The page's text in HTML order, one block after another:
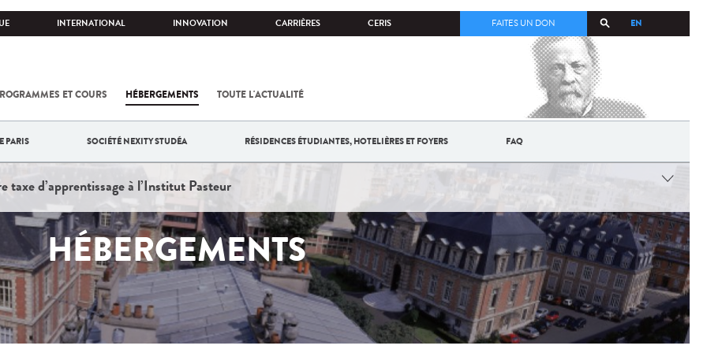
INTERNATIONAL INNOVATION CARRIÈRES CERIS EN
FAITES UN DON
ET COURS HÉBERGEMENTS TOUTE L'ACTUALITÉ
PARIS SOCIÉTÉ NEXITY STUDÉA RÉSIDENCES ÉTUDIANTES, HOTELIÈRES ET FOYERS FAQ
taxe d’apprentissage à l’Institut Pasteur
HÉBERGEMENTS